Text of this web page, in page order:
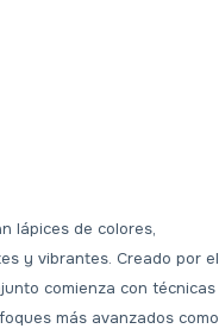
lápices de colores,
y vibrantes. Creado por el
comienza con técnicas
más avanzados como